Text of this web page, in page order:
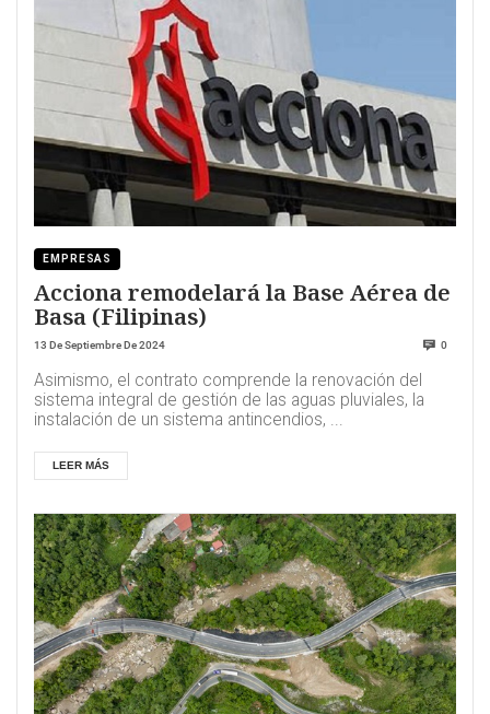
EMPRESAS
Acciona remodelará la Base Aérea de
Basa (Filipinas)
13 De Septiembre De 2024 0
Asimismo, el contrato comprende la renovación del
sistema integral de gestión de las aguas pluviales, la
instalación de un sistema antincendios, ...
LEER MÁS